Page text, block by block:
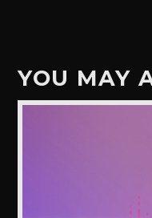
YOU MAY